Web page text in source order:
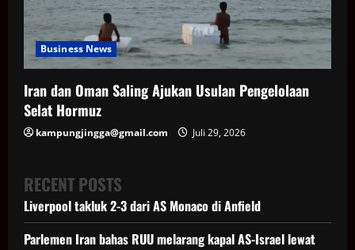
Business News
Iran dan Oman Saling Ajukan Usulan Pengelolaan
Selat Hormuz
kampungjingga@gmail.com Juli 29, 2026
RECENT POSTS
Liverpool takluk 2-3 dari AS Monaco di Anfield
Parlemen Iran bahas RUU melarang kapal AS-Israel lewat